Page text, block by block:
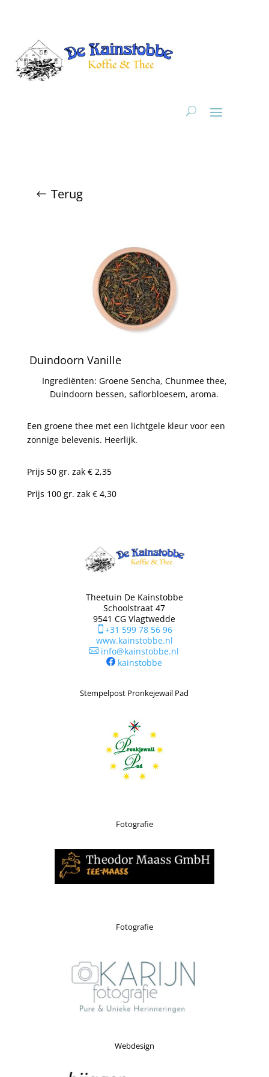
Terug
Duindoorn Vanille
Ingrediënten: Groene Sencha, Chunmee thee,
Duindoorn bessen, saflorbloesem, aroma.
Een groene thee met een lichtgele kleur voor een
zonnige belevenis. Heerlijk.
Prijs 50 gr. zak € 2,35
Prijs 100 gr. zak € 4,30
Theetuin De Kainstobbe
Schoolstraat 47
9541 CG Vlagtwedde
+31 599 78 56 96
www.kainstobbe.nl
 info@kainstobbe.nl
kainstobbe
Stempelpost Pronkejewail Pad
Fotografie
Fotografie
Webdesign